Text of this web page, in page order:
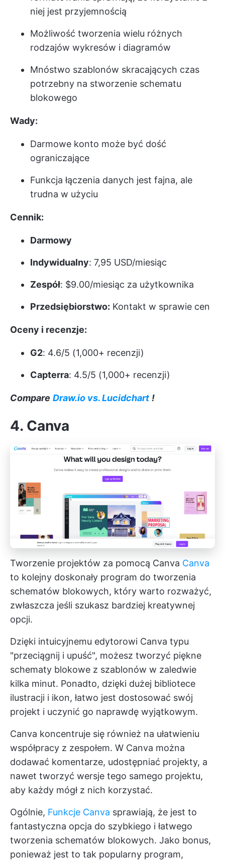
niej jest przyjemnością
Możliwość tworzenia wielu różnych
rodzajów wykresów i diagramów
Mnóstwo szablonów skracających czas
potrzebny na stworzenie schematu
blokowego
Wady:
Darmowe konto może być dość
ograniczające
Funkcja łączenia danych jest fajna, ale
trudna w użyciu
Cennik:
Darmowy
Indywidualny: 7,95 USD/miesiąc
Zespół: $9.00/miesiąc za użytkownika
Przedsiębiorstwo: Kontakt w sprawie cen
Oceny i recenzje:
G2: 4.6/5 (1,000+ recenzji)
Capterra: 4.5/5 (1,000+ recenzji)
Compare Draw.io vs. Lucidchart !
4. Canva
Tworzenie projektów za pomocą Canva Canva
to kolejny doskonały program do tworzenia
schematów blokowych, który warto rozważyć,
zwłaszcza jeśli szukasz bardziej kreatywnej
opcji.
Dzięki intuicyjnemu edytorowi Canva typu
"przeciągnij i upuść", możesz tworzyć piękne
schematy blokowe z szablonów w zaledwie
kilka minut. Ponadto, dzięki dużej bibliotece
ilustracji i ikon, łatwo jest dostosować swój
projekt i uczynić go naprawdę wyjątkowym.
Canva koncentruje się również na ułatwieniu
współpracy z zespołem. W Canva można
dodawać komentarze, udostępniać projekty, a
nawet tworzyć wersje tego samego projektu,
aby każdy mógł z nich korzystać.
Ogólnie, Funkcje Canva sprawiają, że jest to
fantastyczna opcja do szybkiego i łatwego
tworzenia schematów blokowych. Jako bonus,
ponieważ jest to tak popularny program,